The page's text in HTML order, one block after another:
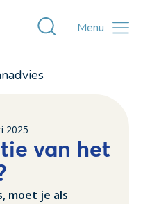
Toggle
Menu
2025
van het
moet je als